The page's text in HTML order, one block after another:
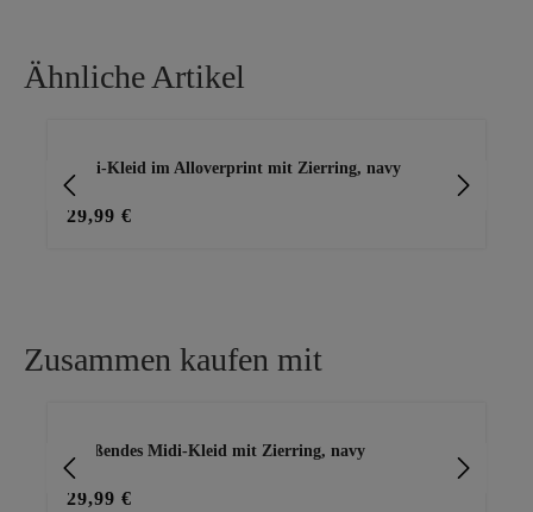
Ähnliche Artikel
Midi-Kleid im Alloverprint mit Zierring, navy
29,99 €
Zusammen kaufen mit
Fließendes Midi-Kleid mit Zierring, navy
29,99 €